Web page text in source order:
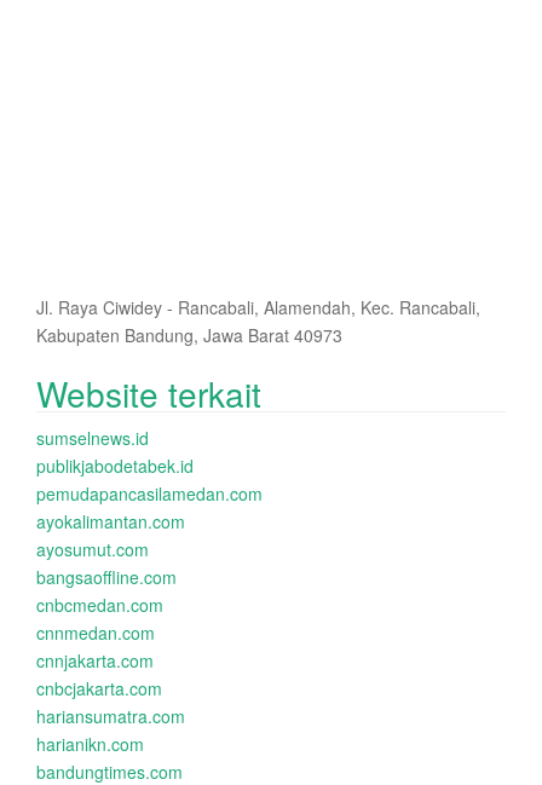
Jl. Raya Ciwidey - Rancabali, Alamendah, Kec. Rancabali,
Kabupaten Bandung, Jawa Barat 40973
Website terkait
sumselnews.id
publikjabodetabek.id
pemudapancasilamedan.com
ayokalimantan.com
ayosumut.com
bangsaoffline.com
cnbcmedan.com
cnnmedan.com
cnnjakarta.com
cnbcjakarta.com
hariansumatra.com
harianikn.com
bandungtimes.com